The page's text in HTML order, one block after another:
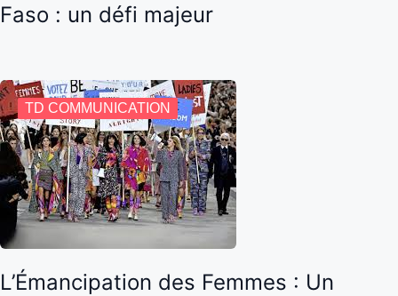
Faso : un défi majeur
TD COMMUNICATION
L’Émancipation des Femmes : Un